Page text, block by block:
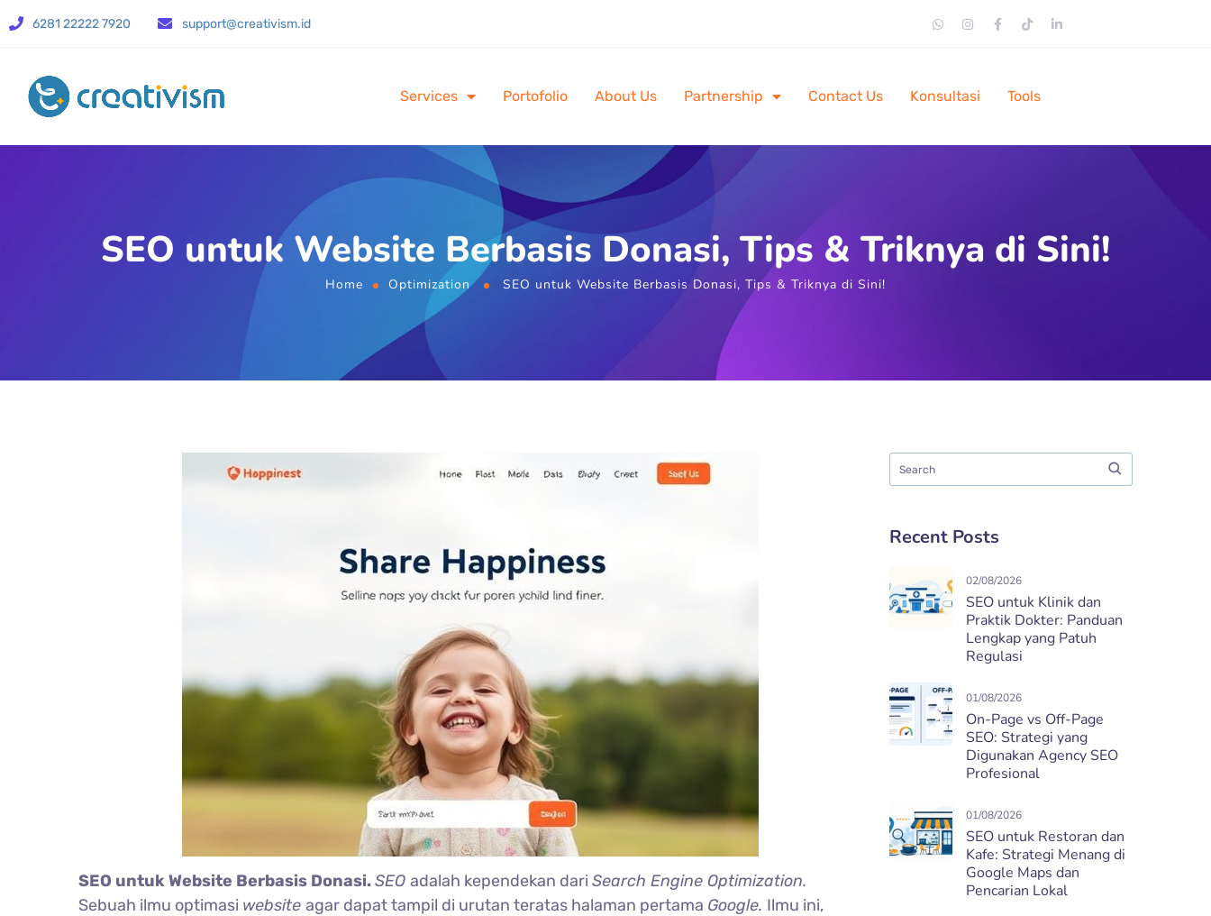
6281 22222 7920 support@creativism.id
Services Portofolio About Us Partnership Contact Us Konsultasi Tools
SEO untuk Website Berbasis Donasi, Tips & Triknya di Sini!
Home Optimization SEO untuk Website Berbasis Donasi, Tips & Triknya di Sini!
SEO untuk Website Berbasis Donasi.SEO adalah kependekan dari Search Engine Optimization.
Sebuah ilmu optimasi website agar dapat tampil di urutan teratas halaman pertama Google. Ilmu ini,
Recent Posts
02/08/2026
SEO untuk Klinik dan
Praktik Dokter: Panduan
Lengkap yang Patuh
Regulasi
01/08/2026
On-Page vs Off-Page
SEO: Strategi yang
Digunakan Agency SEO
Profesional
01/08/2026
SEO untuk Restoran dan
Kafe: Strategi Menang di
Google Maps dan
Pencarian Lokal